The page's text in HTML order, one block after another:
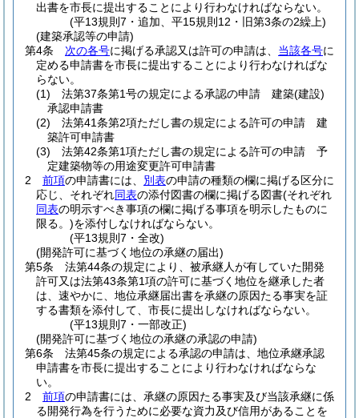
出書を市長に提出することにより行わなければならない。
(平13規則7・追加、平15規則12・旧第3条の2繰上)
(建築承認等の申請)
第4条
次の各号に掲げる承認又は許可の申請は、 当該各号に
定める申請書を市長に提出することにより行わなければな
らない。
(1)
法第37条第1号の規定による承認の申請 建築(建設)
承認申請書
(2)
法第41条第2項ただし書の規定による許可の申請 建
築許可申請書
(3)
法第42条第1項ただし書の規定による許可の申請 予
定建築物等の用途変更許可申請書
2
前項の申請書には、 別表の申請の種類の欄に掲げる区分に
応じ、それぞれ同表の添付図書の欄に掲げる図書(それぞれ
同表の明示すべき事項の欄に掲げる事項を明示したものに
限る。)を添付しなければならない。
(平13規則7・全改)
(開発許可に基づく地位の承継の届出)
第5条
法第44条の規定により、被承継人が有していた開発
許可又は法第43条第1項の許可に基づく地位を継承した者
は、速やかに、地位承継届出書を承継の原因たる事実を証
する書類を添付して、市長に提出しなければならない。
(平13規則7・一部改正)
(開発許可に基づく地位の承継の承認の申請)
第6条
法第45条の規定による承認の申請は、地位承継承認
申請書を市長に提出することにより行わなければならな
い。
2
前項の申請書には、承継の原因たる事実及び当該承継に係
る開発行為を行うために必要な資力及び信用があることを